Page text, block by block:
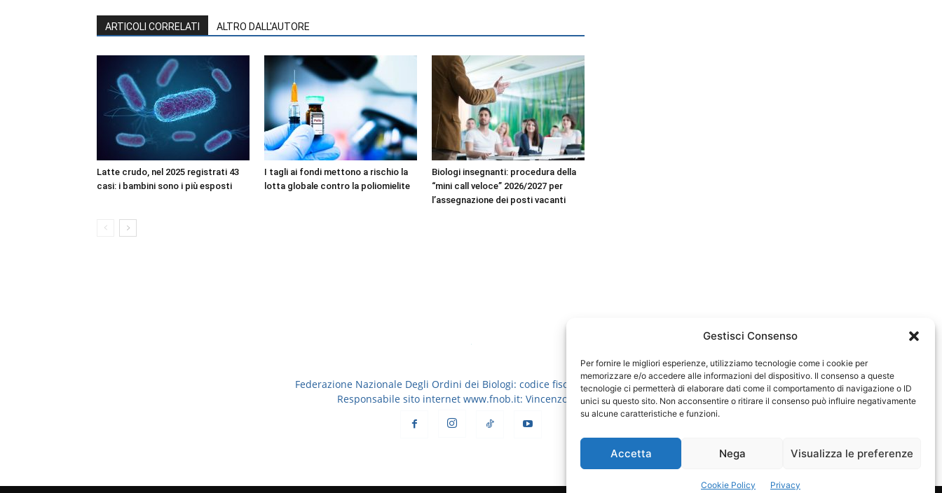
Gestisci Consenso
Per fornire le migliori esperienze, utilizziamo tecnologie come i cookie per
memorizzare e/o accedere alle informazioni del dispositivo. Il consenso a queste
tecnologie ci permetterà di elaborare dati come il comportamento di navigazione o ID
unici su questo sito. Non acconsentire o ritirare il consenso può influire negativamente
su alcune caratteristiche e funzioni.
Accetta Nega Visualizza le preferenze
Cookie Policy Privacy
ARTICOLI CORRELATI ALTRO DALL'AUTORE
Latte crudo, nel 2025 registrati 43
casi: i bambini sono i più esposti
I tagli ai fondi mettono a rischio la
lotta globale contro la poliomielite
Biologi insegnanti: procedura della
“mini call veloce” 2026/2027 per
l’assegnazione dei posti vacanti
Federazione Nazionale Degli Ordini dei Biologi: codice fiscale 80069130583
Responsabile sito internet www.fnob.it: Vincenzo D'Anna